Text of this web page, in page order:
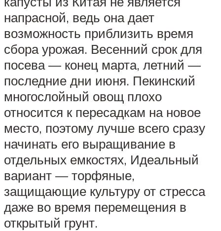
напрасной, ведь она дает
возможность приблизить время
сбора урожая. Весенний срок для
посева — конец марта, летний —
последние дни июня. Пекинский
многослойный овощ плохо
относится к пересадкам на новое
место, поэтому лучше всего сразу
начинать его выращивание в
отдельных емкостях, Идеальный
вариант — торфяные,
защищающие культуру от стресса
даже во время перемещения в
открытый грунт.